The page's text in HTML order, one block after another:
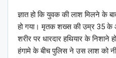
ज्ञात हो कि युवक की लाश मिलने के
हो गया। मृतक शख्स की उम्र 35 के
शरीर पर धारदार हथियार के निशाने
हंगामे के बीच पुलिस ने उस लाश को